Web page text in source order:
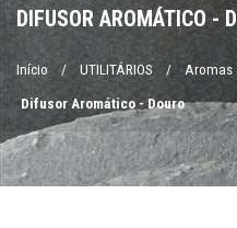
DIFUSOR AROMÁTICO -
Início / UTILITÁRIOS / Aromas
Difusor Aromático - Douro